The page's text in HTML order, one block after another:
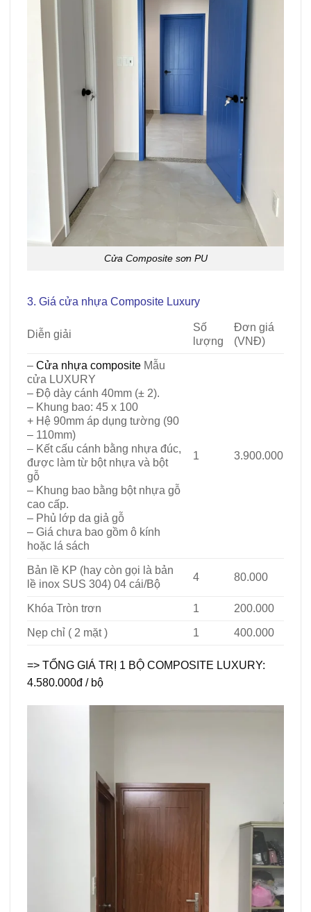
Cửa Composite sơn PU
3. Giá cửa nhựa Composite Luxury
Diễn giải
Số
lượng
Đơn giá
(VNĐ)
– Cửa nhựa composite Mẫu
cửa LUXURY
– Độ dày cánh 40mm (± 2).
– Khung bao: 45 x 100
+ Hệ 90mm áp dụng tường (90
– 110mm)
– Kết cấu cánh bằng nhựa đúc,
được làm từ bột nhựa và bột
gỗ
– Khung bao bằng bột nhựa gỗ
cao cấp.
– Phủ lớp da giả gỗ
– Giá chưa bao gồm ô kính
hoặc lá sách
1 3.900.000
Bản lề KP (hay còn gọi là bản
lề inox SUS 304) 04 cái/Bộ
4 80.000
Khóa Tròn trơn 1 200.000
Nẹp chỉ ( 2 mặt ) 1 400.000
=> TỔNG GIÁ TRỊ 1 BỘ COMPOSITE LUXURY:
4.580.000đ / bộ